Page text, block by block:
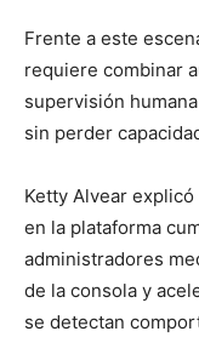
Frente a este
requiere combinar
supervisión
sin perder
Ketty Alvear
en la plataforma
administradores
de la consola y
se detectan